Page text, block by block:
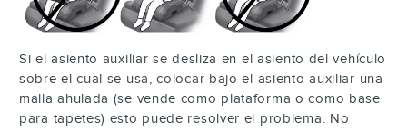
Si el asiento auxiliar se desliza en el asiento del vehículo
sobre el cual se usa, colocar bajo el asiento auxiliar una
malla ahulada (se vende como plataforma o como base
para tapetes) esto puede resolver el problema. No